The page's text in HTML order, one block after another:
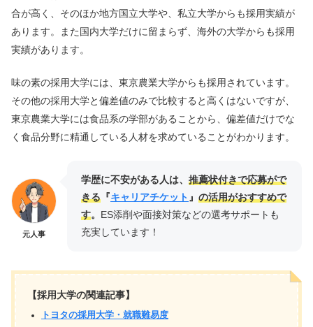
合が高く、そのほか地方国立大学や、私立大学からも採用実績が
あります。また国内大学だけに留まらず、海外の大学からも採用
実績があります。
味の素の採用大学には、東京農業大学からも採用されています。
その他の採用大学と偏差値のみで比較すると高くはないですが、
東京農業大学には食品系の学部があることから、偏差値だけでな
く食品分野に精通している人材を求めていることがわかります。
元人事
学歴に不安がある人は、 推薦状付きで応募がで
きる 『キャリアチケット 』 の活用がおすすめで
す。
ES添削や面接対策などの選考サポートも
充実しています！
【採用大学の関連記事】
トヨタの採用大学・就職難易度